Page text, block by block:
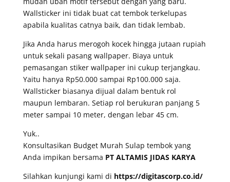
Wallsticker ini tidak buat cat tembok terkelupas
apabila kualitas catnya baik, dan tidak lembab.
Jika Anda harus merogoh kocek hingga jutaan rupiah
untuk sekali pasang wallpaper. Biaya untuk
pemasangan stiker wallpaper ini cukup terjangkau.
Yaitu hanya Rp50.000 sampai Rp100.000 saja.
Wallsticker biasanya dijual dalam bentuk rol
maupun lembaran. Setiap rol berukuran panjang 5
meter sampai 10 meter, dengan lebar 45 cm.
Yuk..
Konsultasikan Budget Murah Sulap tembok yang
Anda impikan bersama PT ALTAMIS JIDAS KARYA
Silahkan kunjungi kami di https://digitascorp.co.id/